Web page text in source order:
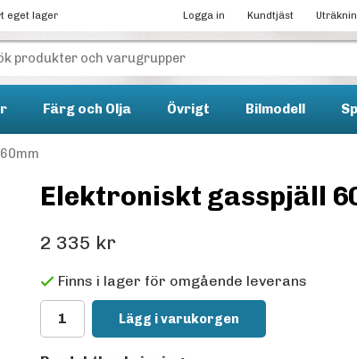
eget lager Logga in Kundtjäst
Färg och Olja Övrigt Bilmodell
Elektroniskt gasspjäll
2 335 kr
Finns i lager för omgående leverans
Lägg i varukorgen